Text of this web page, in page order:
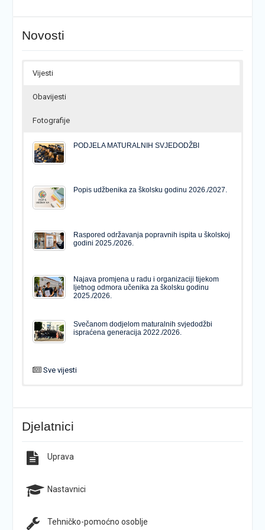
Novosti
Vijesti
Obavijesti
Fotografije
PODJELA MATURALNIH SVJEDODŽBI
Popis udžbenika za školsku godinu 2026./2027.
Raspored održavanja popravnih ispita u školskoj
godini 2025./2026.
Najava promjena u radu i organizaciji tijekom
ljetnog odmora učenika za školsku godinu
2025./2026.
Svečanom dodjelom maturalnih svjedodžbi
ispraćena generacija 2022./2026.
Sve vijesti
Popis udžbenika za školsku godinu 2026./2027.
godini 2025./2026.
Najava promjena u radu i organizaciji tijekom
Natječaj za upis u 1. razred Katoličke gimnazije s
pravom javnosti
Završna konferencija ŠPD-a “Pegaz”
Djelatnici
Uprava
Nastavnici
Tehničko-pomoćno osoblje